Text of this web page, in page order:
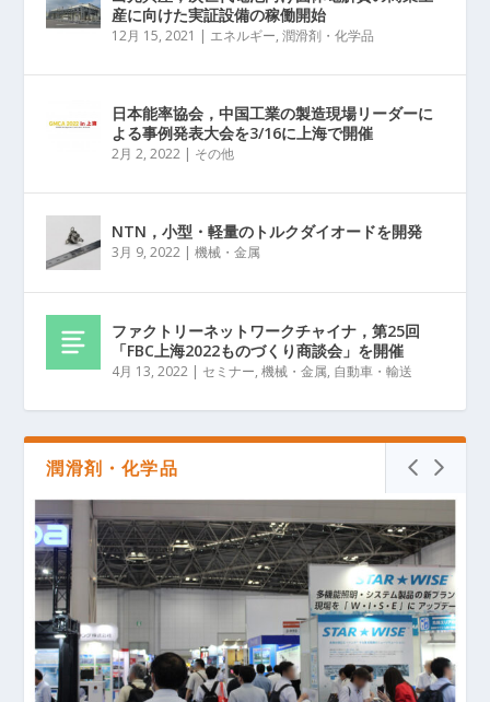
産に向けた実証設備の稼働開始
12月 15, 2021 | エネルギー,潤滑剤・化学品
日本能率協会，中国工業の製造現場リーダーに
よる事例発表大会を3/16に上海で開催
2月 2, 2022 | その他
NTN，小型・軽量のトルクダイオードを開発
3月 9, 2022 |機械・金属
ファクトリーネットワークチャイナ，第25回
「FBC上海2022ものづくり商談会」を開催
4月 13, 2022 | セミナー,機械・金属, 自動車・輸送
潤滑剤・化学品